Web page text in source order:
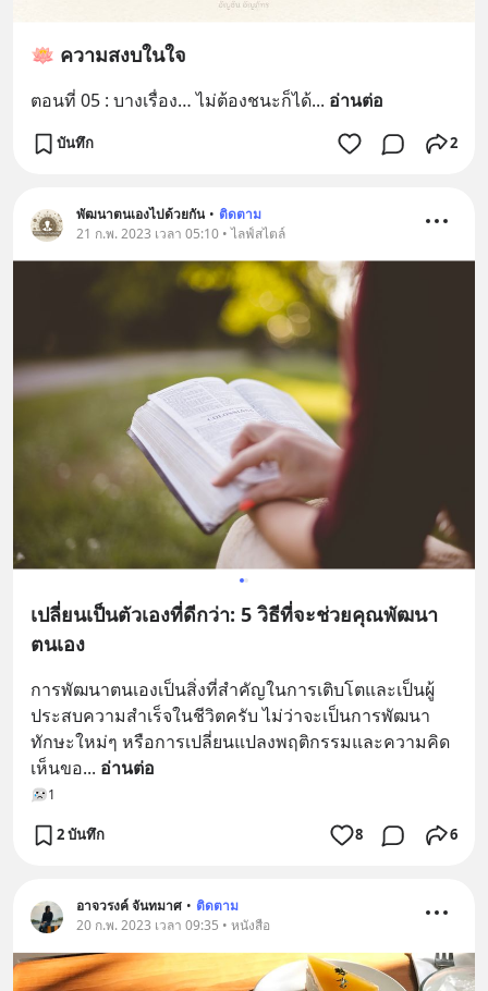
🪷 ความสงบในใจ
ตอนที่ 05 : บางเรื่อง… ไม่ต้องชนะก็ได้... อ่านต่อ
บันทึก 2
พัฒนาตนเองไปด้วยกัน • ติดตาม
21 ก.พ. 2023 เวลา 05:10 • ไลฟ์สไตล์
เปลี่ยนเป็นตัวเองที่ดีกว่า: 5 วิธีที่จะช่วยคุณพัฒนา
ตนเอง
การพัฒนาตนเองเป็นสิ่งที่สำคัญในการเติบโตและเป็นผู้
ประสบความสำเร็จในชีวิตครับ ไม่ว่าจะเป็นการพัฒนา
ทักษะใหม่ๆ หรือการเปลี่ยนแปลงพฤติกรรมและความคิด
เห็นขอ... อ่านต่อ
1
2 บันทึก 8 6
อาจวรงค์ จันทมาศ • ติดตาม
20 ก.พ. 2023 เวลา 09:35 • หนังสือ